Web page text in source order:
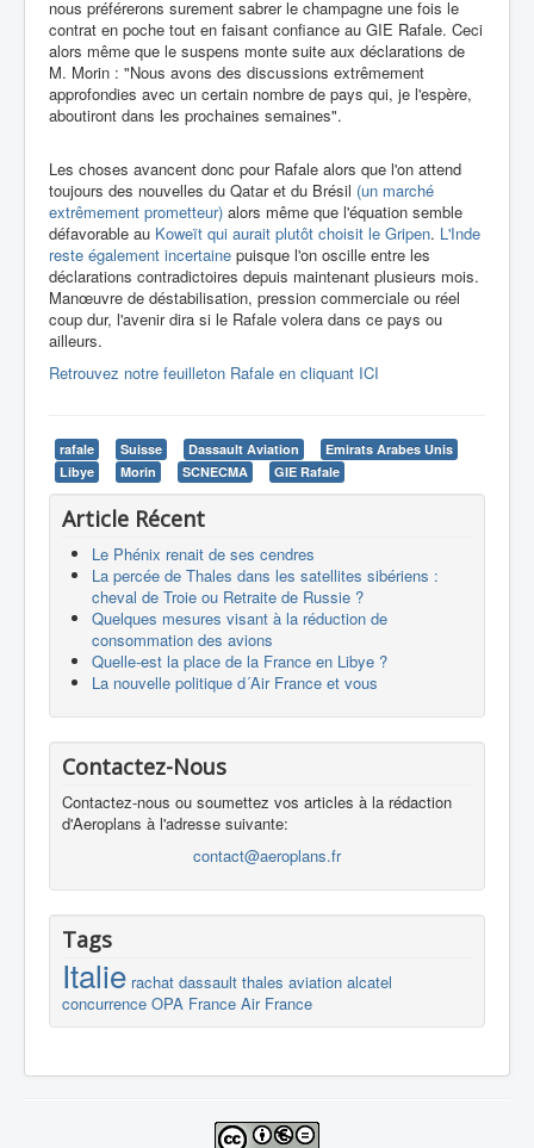
nous préférerons surement sabrer le champagne une fois le
contrat en poche tout en faisant confiance au GIE Rafale. Ceci
alors même que le suspens monte suite aux déclarations de
M. Morin : "Nous avons des discussions extrêmement
approfondies avec un certain nombre de pays qui, je l'espère,
aboutiront dans les prochaines semaines".
Les choses avancent donc pour Rafale alors que l'on attend
toujours des nouvelles du Qatar et du Brésil (un marché
extrêmement prometteur) alors même que l'équation semble
défavorable au Koweït qui aurait plutôt choisit le Gripen. L'Inde
reste également incertaine puisque l'on oscille entre les
déclarations contradictoires depuis maintenant plusieurs mois.
Manœuvre de déstabilisation, pression commerciale ou réel
coup dur, l'avenir dira si le Rafale volera dans ce pays ou
ailleurs.
Retrouvez notre feuilleton Rafale en cliquant ICI
rafale Suisse Dassault Aviation
Emirats Arabes Unis
Libye
Morin SCNECMA GIE Rafale
Article Récent
Le Phénix renait de ses cendres
La percée de Thales dans les satellites sibériens :
cheval de Troie ou Retraite de Russie ?
Quelques mesures visant à la réduction de
consommation des avions
Quelle-est la place de la France en Libye ?
La nouvelle politique d´Air France et vous
Contactez-Nous
Contactez-nous ou soumettez vos articles à la rédaction
d'Aeroplans à l'adresse suivante:
contact@aeroplans.fr
Tags
Italie rachat dassault thales aviation alcatel
concurrence OPA France Air France